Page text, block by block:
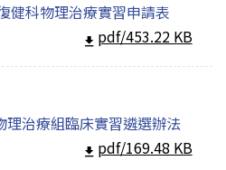
健科物理治療實習申請表
pdf/453.22 KB
理治療組臨床實習遴選辦法
pdf/169.48 KB